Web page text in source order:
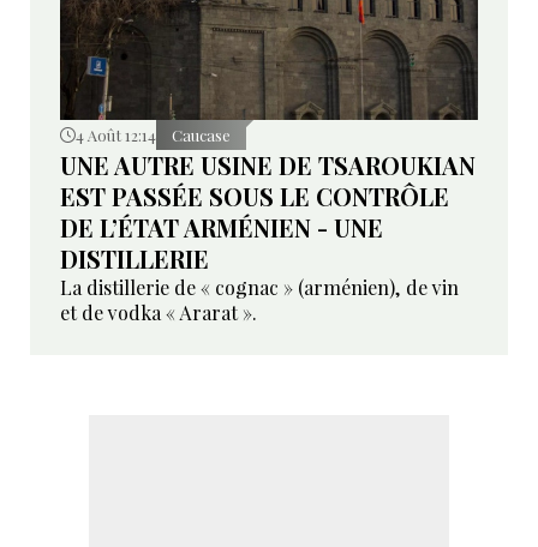
4 Août 12:14 Caucase
UNE AUTRE USINE DE TSAROUKIAN
EST PASSÉE SOUS LE CONTRÔLE
DE L’ÉTAT ARMÉNIEN - UNE
DISTILLERIE
La distillerie de « cognac » (arménien), de vin
et de vodka « Ararat ».